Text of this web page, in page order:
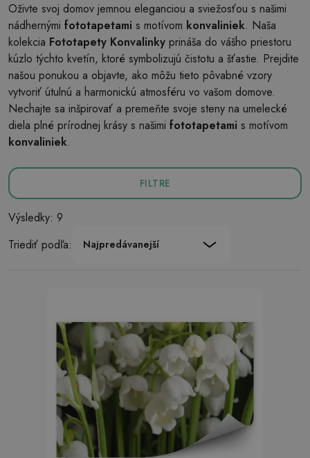
Oživte svoj domov jemnou eleganciou a sviežosťou s našimi
nádhernými fototapetami s motívom konvaliniek. Naša
kolekcia Fototapety Konvalinky prináša do vášho priestoru
kúzlo týchto kvetín, ktoré symbolizujú čistotu a šťastie. Prejdite
našou ponukou a objavte, ako môžu tieto pôvabné vzory
vytvoriť útulnú a harmonickú atmosféru vo vašom domove.
Nechajte sa inšpirovať a premeňte svoje steny na umelecké
diela plné prírodnej krásy s našimi fototapetami s motívom
konvaliniek.
FILTRE
Výsledky: 9
Triediť podľa:
Najpredávanejší